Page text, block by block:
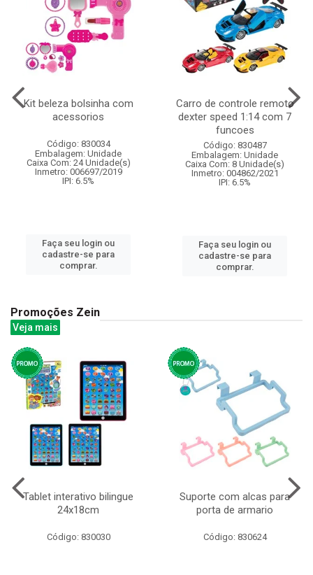
Kit beleza bolsinha com
acessorios
Código: 830034
Embalagem: Unidade
Caixa Com: 24 Unidade(s)
Inmetro: 006697/2019
IPI: 6.5%
Faça seu login ou
cadastre-se para
comprar.
Carro de controle remoto
dexter speed 1:14 com 7
funcoes
Código: 830487
Embalagem: Unidade
Caixa Com: 8 Unidade(s)
Inmetro: 004862/2021
IPI: 6.5%
Faça seu login ou
cadastre-se para
comprar.
Promoções Zein
Veja mais
Tablet interativo bilingue
24x18cm
Código: 830030
Suporte com alcas para
porta de armario
Código: 830624